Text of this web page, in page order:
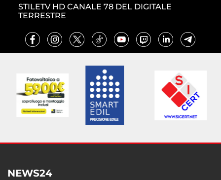
STILETV HD CANALE 78 DEL DIGITALE
TERRESTRE
NEWS24